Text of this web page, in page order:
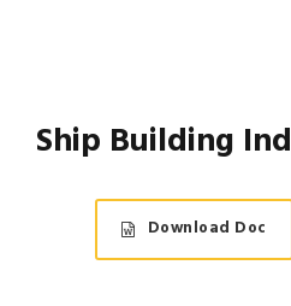
Ship Building
Download Doc